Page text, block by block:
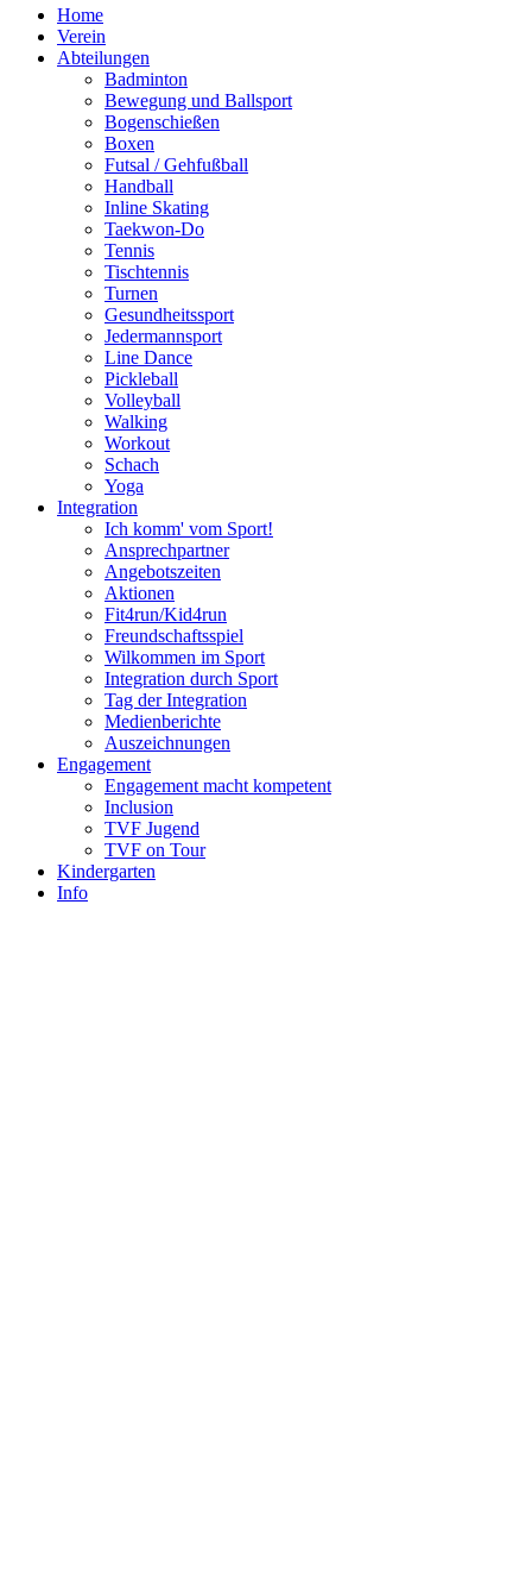
Home
Verein
Abteilungen
Badminton
Bewegung und Ballsport
Bogenschießen
Boxen
Futsal / Gehfußball
Handball
Inline Skating
Taekwon-Do
Tennis
Tischtennis
Turnen
Gesundheitssport
Jedermannsport
Line Dance
Pickleball
Volleyball
Walking
Workout
Schach
Yoga
Integration
Ich komm' vom Sport!
Ansprechpartner
Angebotszeiten
Aktionen
Fit4run/Kid4run
Freundschaftsspiel
Wilkommen im Sport
Integration durch Sport
Tag der Integration
Medienberichte
Auszeichnungen
Engagement
Engagement macht kompetent
Inclusion
TVF Jugend
TVF on Tour
Kindergarten
Info